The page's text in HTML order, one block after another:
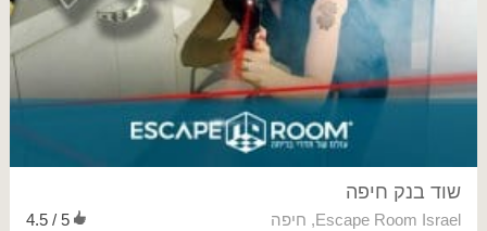
שוד בנק חיפה
Escape Room Israel
, חיפה 4.5 / 5